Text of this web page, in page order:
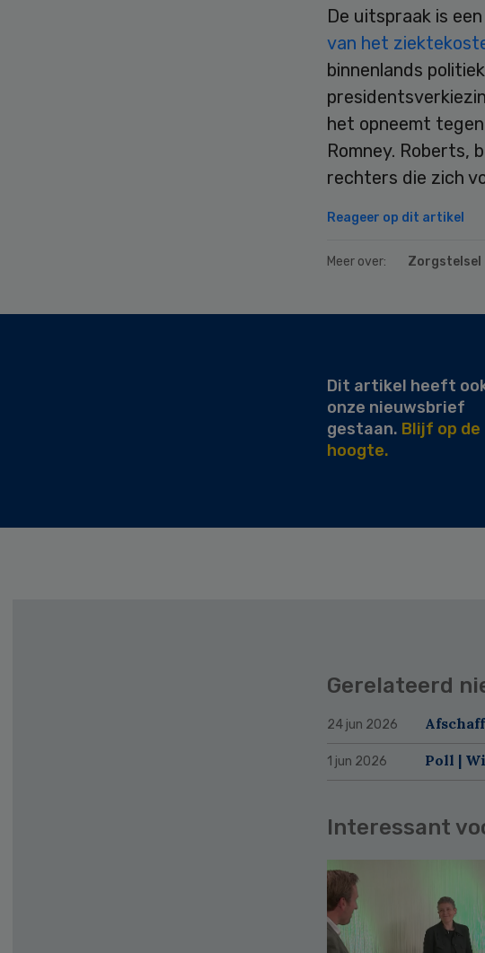
De uitspraak is
van het
binnenlands
het opneemt
Romney. Roberts,
rechters die zich
Reageer op dit artikel
Meer over: Zorgstelsel
Dit artikel heeft
onze nieuwsbrief
gestaan. Blijf op de
hoogte.
Gerelateerd
24 jun 2026
1 jun 2026 Poll |
Interessant